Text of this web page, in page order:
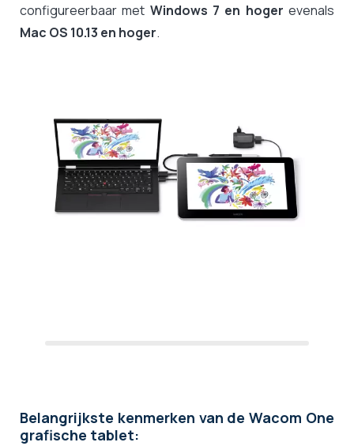
configureerbaar met Windows 7 en hoger evenals
Mac OS 10.13 en hoger.
Belangrijkste kenmerken van de Wacom One
grafische tablet: